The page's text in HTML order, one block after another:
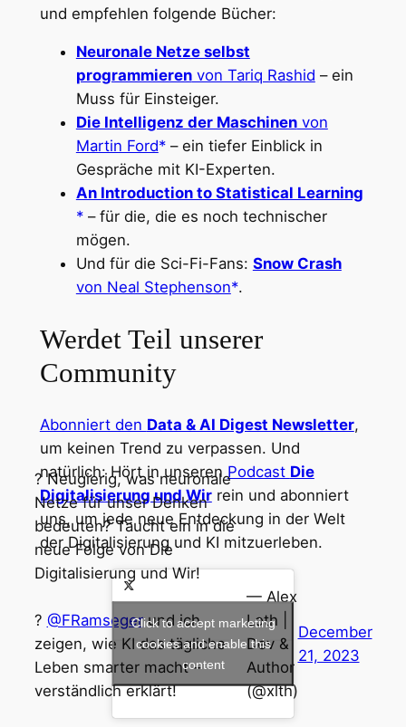
und empfehlen folgende Bücher:
Neuronale Netze selbst
programmierenvon Tariq Rashid – ein
Muss für Einsteiger.
Die Intelligenz der Maschinenvon
Martin Ford – ein tiefer Einblick in
Gespräche mit KI-Experten.
An Introduction to Statistical Learning
– für die, die es noch technischer
mögen.
Und für die Sci-Fi-Fans: Snow Crash
von Neal Stephenson .
Werdet Teil unserer
Community
Abonniert den Data & AI Digest Newsletter,
um keinen Trend zu verpassen. Und
natürlich: Hört in unserenPodcast Die
Digitalisierung und Wirrein und abonniert
uns, um jede neue Entdeckung in der Welt
der Digitalisierung und KI mitzuerleben.
? Neugierig, was neuronale
Netze für unser Denken
bedeuten? Taucht ein in die
neue Folge von Die
Digitalisierung und Wir!
? @FRamsegerund ich
zeigen, wie KI das tägliche
Leben smarter macht –
verständlich erklärt!
— Alex
Loth |
Dev &
Author
(@xlth)
December
21, 2023
Click to accept marketing
cookies and enable this
content